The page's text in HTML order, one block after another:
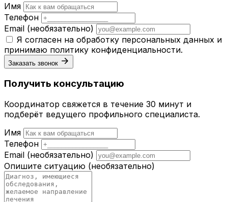
Имя
Телефон
Email (необязательно)
Я согласен на обработку персональных данных и
принимаю политику конфиденциальности.
Заказать звонок
Получить консультацию
Координатор свяжется в течение 30 минут и
подберёт ведущего профильного специалиста.
Имя
Телефон
Email (необязательно)
Опишите ситуацию (необязательно)